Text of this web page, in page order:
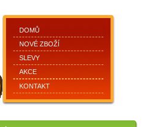
DOMŮ
NOVÉ ZBOŽÍ
SLEVY
AKCE
KONTAKT